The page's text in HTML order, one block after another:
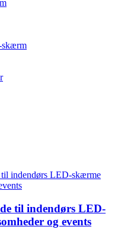
skærm
til indendørs LED-
og events